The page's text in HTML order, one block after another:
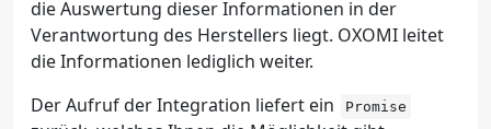
die Auswertung dieser Informationen in der
Verantwortung des Herstellers liegt. OXOMI leitet
die Informationen lediglich weiter.
Der Aufruf der Integration liefert ein
Promise